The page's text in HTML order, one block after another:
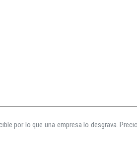
por lo que una empresa lo desgrava.